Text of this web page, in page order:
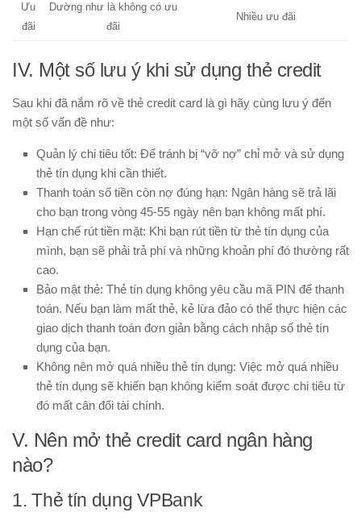
Ưu
đãi
Dường như là không có ưu
đãi
Nhiều ưu đãi
IV. Một số lưu ý khi sử dụng thẻ credit
Sau khi đã nắm rõ về thẻ credit card là gì hãy cùng lưu ý đến
một số vấn đề như:
Quản lý chi tiêu tốt: Để tránh bị “vỡ nợ” chỉ mở và sử dụng
thẻ tín dụng khi cần thiết.
Thanh toán số tiền còn nợ đúng hạn: Ngân hàng sẽ trả lãi
cho bạn trong vòng 45-55 ngày nên bạn không mất phí.
Hạn chế rút tiền mặt: Khi bạn rút tiền từ thẻ tín dụng của
mình, bạn sẽ phải trả phí và những khoản phí đó thường rất
cao.
Bảo mật thẻ: Thẻ tín dụng không yêu cầu mã PIN để thanh
toán. Nếu bạn làm mất thẻ, kẻ lừa đảo có thể thực hiện các
giao dịch thanh toán đơn giản bằng cách nhập số thẻ tín
dụng của bạn.
Không nên mở quá nhiều thẻ tín dụng: Việc mở quá nhiều
thẻ tín dụng sẽ khiến bạn không kiểm soát được chi tiêu từ
đó mất cân đối tài chính.
V. Nên mở thẻ credit card ngân hàng
nào?
1. Thẻ tín dụng VPBank